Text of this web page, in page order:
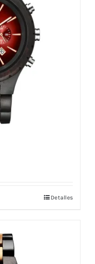
Detalles